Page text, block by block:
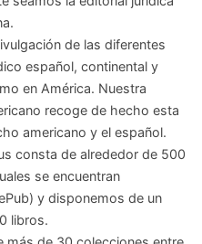
de las diferentes
español, continental y
en América. Nuestra
recoge de hecho esta
americano y el español.
consta de alrededor de 500
se encuentran
y disponemos de un
libros.